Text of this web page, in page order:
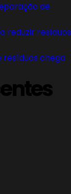
de
reduzir resíduos
resíduos chega